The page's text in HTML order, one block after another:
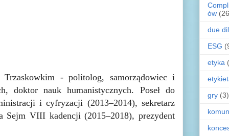
- politolog, samorządowiec i
doktor nauk humanistycznych. Poseł do
i cyfryzacji (2013–2014), sekretarz
Sejm VIII kadencji (2015–2018), prezydent
ów
due
ESG
etyka
gry (3)